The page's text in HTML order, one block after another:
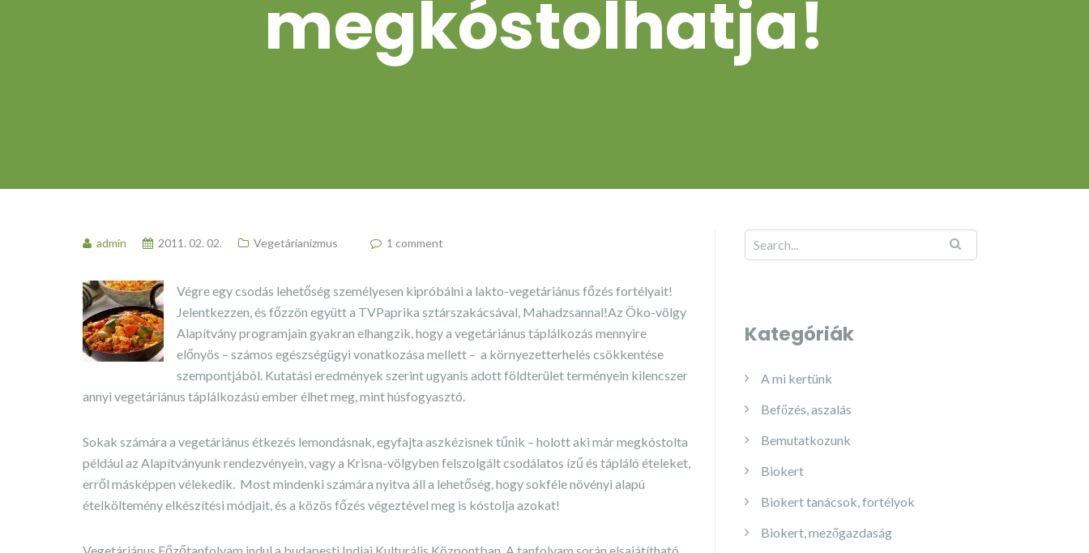
megkóstolhatja!
admin 2011. 02. 02. Vegetárianizmus 1 comment
Végre egy csodás lehetőség személyesen kipróbálni a lakto-vegetáriánus főzés fortélyait!
Jelentkezzen, és főzzön együtt a TVPaprika sztárszakácsával, Mahadzsannal!Az Öko-völgy
Alapítvány programjain gyakran elhangzik, hogy a vegetáriánus táplálkozás mennyire
előnyös – számos egészségügyi vonatkozása mellett – a környezetterhelés csökkentése
szempontjából. Kutatási eredmények szerint ugyanis adott földterület terményein kilencszer
annyi vegetáriánus táplálkozású ember élhet meg, mint húsfogyasztó.
Sokak számára a vegetáriánus étkezés lemondásnak, egyfajta aszkézisnek tűnik – holott aki már megkóstolta
például az Alapítványunk rendezvényein, vagy a Krisna-völgyben felszolgált csodálatos ízű és tápláló ételeket,
erről másképpen vélekedik. Most mindenki számára nyitva áll a lehetőség, hogy sokféle növényi alapú
ételköltemény elkészítési módjait, és a közös főzés végeztével meg is kóstolja azokat!
Kategóriák
A mi kertünk
Befőzés, aszalás
Bemutatkozunk
Biokert
Biokert tanácsok, fortélyok
Biokert, mezőgazdaság